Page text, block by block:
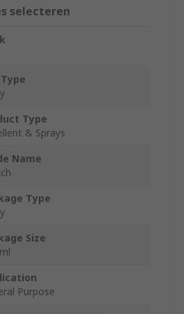
selecteren
Type
& Sprays
Name
Type
Size
Purpose